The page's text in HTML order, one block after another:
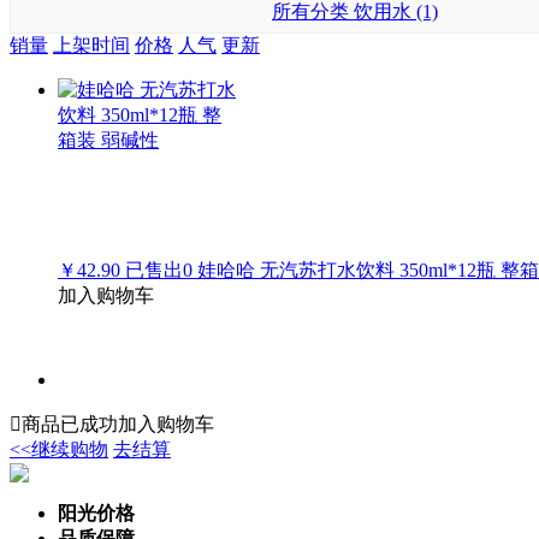
所有分类 饮用水 (1)
销量
上架时间 价格 人气 更新
￥42.90 已售出0 娃哈哈 无汽苏打水饮料 350ml*12瓶 整
加入购物车
商品已成功加入购物车
<<继续购物 去结算
阳光价格